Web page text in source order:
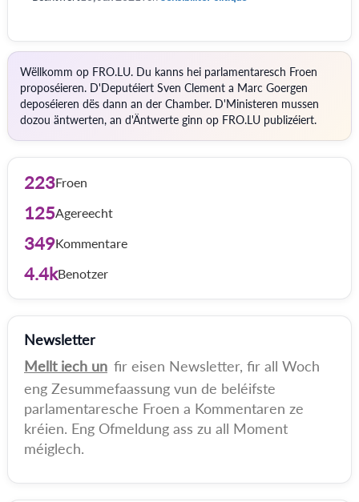
Wëllkomm op FRO.LU. Du kanns hei parlamentaresch Froen
proposéieren. D'Deputéiert Sven Clement a Marc Goergen
deposéieren dës dann an der Chamber. D'Ministeren mussen
dozou äntwerten, an d'Äntwerte ginn op FRO.LU publizéiert.
223Froen
125Agereecht
349Kommentare
4.4kBenotzer
Newsletter
Mellt iech un fir eisen Newsletter, fir all Woch
eng Zesummefaassung vun de beléifste
parlamentaresche Froen a Kommentaren ze
kréien. Eng Ofmeldung ass zu all Moment
méiglech.